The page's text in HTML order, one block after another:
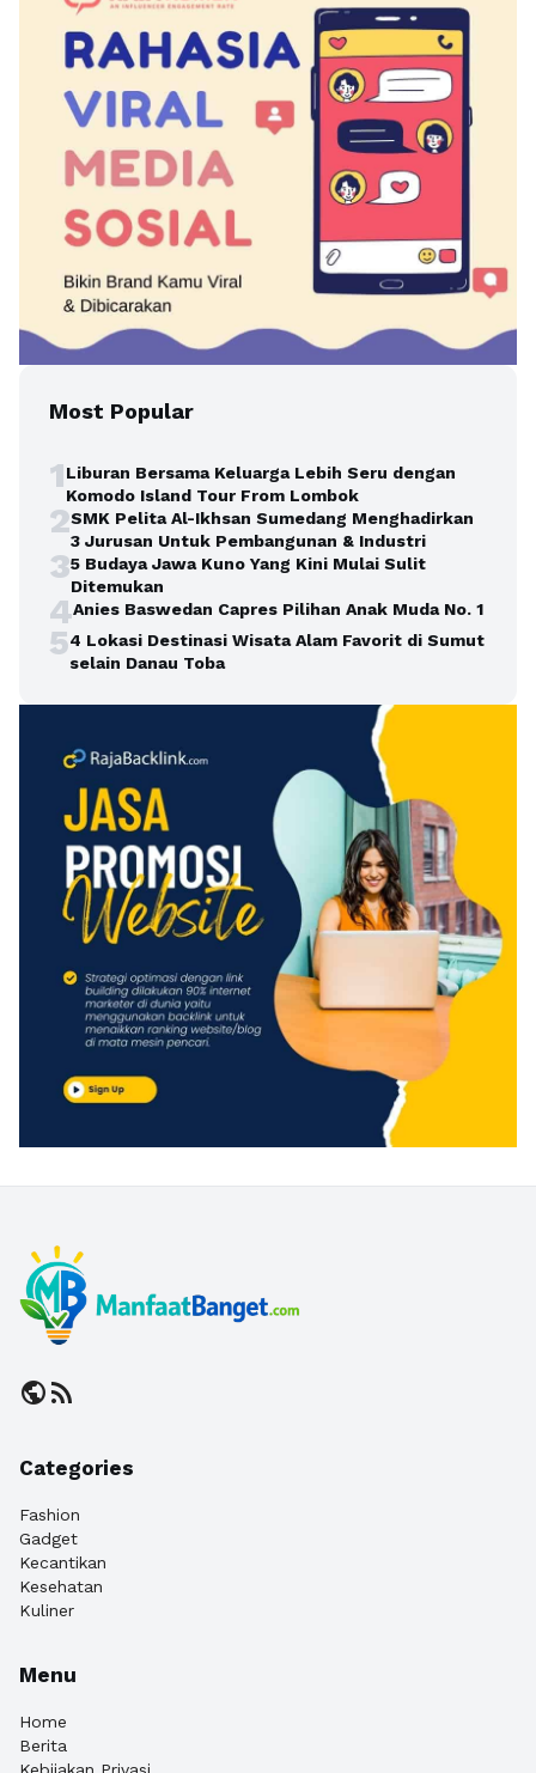
Most Popular
1Liburan Bersama Keluarga Lebih Seru dengan
Komodo Island Tour From Lombok
2SMK Pelita Al-Ikhsan Sumedang Menghadirkan
3 Jurusan Untuk Pembangunan & Industri
35 Budaya Jawa Kuno Yang Kini Mulai Sulit
Ditemukan
4Anies Baswedan Capres Pilihan Anak Muda No. 1
54 Lokasi Destinasi Wisata Alam Favorit di Sumut
selain Danau Toba
publicrss_feed
Categories
Fashion
Gadget
Kecantikan
Kesehatan
Kuliner
Menu
Home
Berita